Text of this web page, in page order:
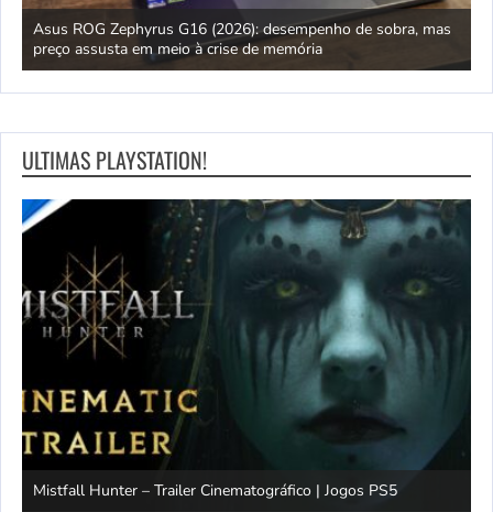
Asus ROG Zephyrus G16 (2026): desempenho de sobra, mas
preço assusta em meio à crise de memória
ULTIMAS PLAYSTATION!
Mistfall Hunter – Trailer Cinematográfico | Jogos PS5